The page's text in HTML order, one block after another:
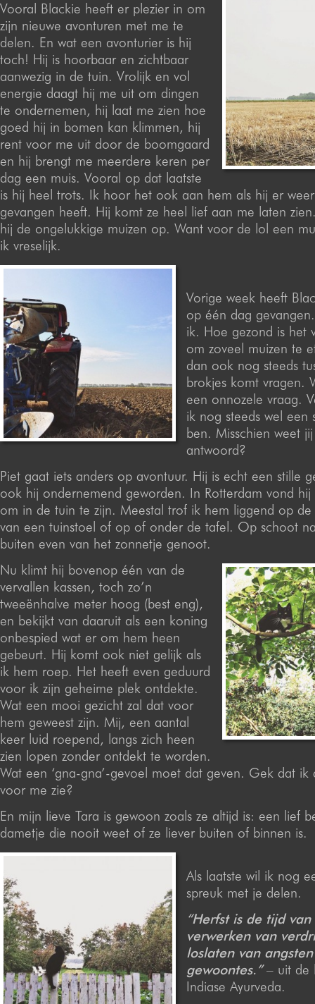
Vooral Blackie heeft er plezier in om
zijn nieuwe avonturen met me te
delen. En wat een avonturier is hij
toch! Hij is hoorbaar en zichtbaar
aanwezig in de tuin. Vrolijk en vol
energie daagt hij me uit om dingen
te ondernemen, hij laat me zien hoe
goed hij in bomen kan klimmen, hij
rent voor me uit door de boomgaard
en hij brengt me meerdere keren per
dag een muis. Vooral op dat laatste
is hij heel trots. Ik hoor het ook aan hem als hij er
gevangen heeft. Hij komt ze heel lief aan me laten
hij de ongelukkige muizen op. Want voor de lol een
ik vreselijk.
Vorige week heeft
op één dag
ik. Hoe gezond is het
om zoveel muizen te
dan ook nog steeds
brokjes komt vragen.
een onnozele vraag.
ik nog steeds wel een
ben. Misschien weet
antwoord?
Piet gaat iets anders op avontuur. Hij is echt een stille
ook hij ondernemend geworden. In Rotterdam vond
om in de tuin te zijn. Meestal trof ik hem liggend op de
van een tuinstoel of op of onder de tafel. Op schoot
buiten even van het zonnetje genoot.
Nu klimt hij bovenop één van de
vervallen kassen, toch zo’n
tweeënhalve meter hoog (best eng),
en bekijkt van daaruit als een koning
onbespied wat er om hem heen
gebeurt. Hij komt ook niet gelijk als
ik hem roep. Het heeft even geduurd
voor ik zijn geheime plek ontdekte.
Wat een mooi gezicht zal dat voor
hem geweest zijn. Mij, een aantal
keer luid roepend, langs zich heen
zien lopen zonder ontdekt te worden.
Wat een ‘gna-gna’-gevoel moet dat geven. Gek dat ik
voor me zie?
En mijn lieve Tara is gewoon zoals ze altijd is: een lief
dametje die nooit weet of ze liever buiten of binnen is.
Als laatste wil ik nog
spreuk met je delen.
“Herfst is de tijd
verwerken van
loslaten van
gewoontes.”– uit de
Indiase Ayurveda.